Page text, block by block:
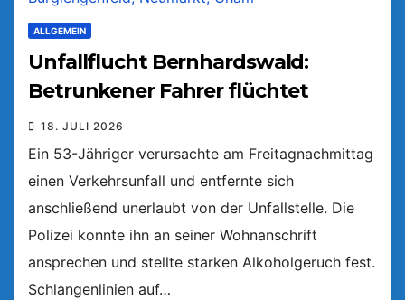
ALLGEMEIN
Unfallflucht Bernhardswald:
Betrunkener Fahrer flüchtet
18. JULI 2026
Ein 53-Jähriger verursachte am Freitagnachmittag
einen Verkehrsunfall und entfernte sich
anschließend unerlaubt von der Unfallstelle. Die
Polizei konnte ihn an seiner Wohnanschrift
ansprechen und stellte starken Alkoholgeruch fest.
Schlangenlinien auf…